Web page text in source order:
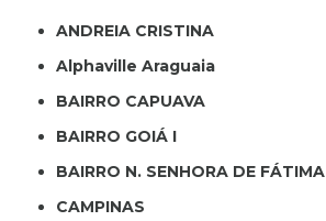
ANDREIA CRISTINA
Alphaville Araguaia
BAIRRO CAPUAVA
BAIRRO GOIÁ I
BAIRRO N. SENHORA DE FÁTIMA
CAMPINAS